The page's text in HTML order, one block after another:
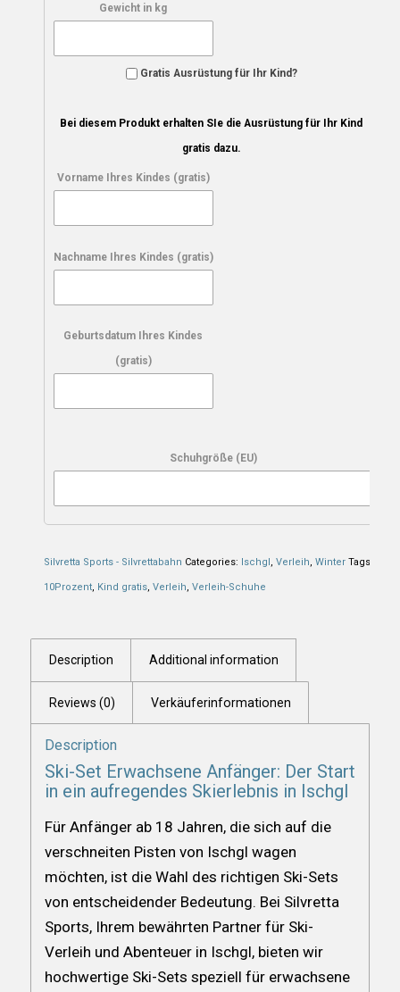
Gewicht in kg
Gratis Ausrüstung für Ihr Kind?
Bei diesem Produkt erhalten SIe die Ausrüstung für Ihr Kind
gratis dazu.
Vorname Ihres Kindes (gratis)
Nachname Ihres Kindes (gratis)
Geburtsdatum Ihres Kindes
(gratis)
Schuhgröße (EU)
Silvretta Sports - Silvrettabahn Categories: Ischgl , Verleih, Winter Tags:
10Prozent, Kind gratis, Verleih, Verleih-Schuhe
Description Additional information
Reviews (0) Verkäuferinformationen
Description
Ski-Set Erwachsene Anfänger: Der Start
in ein aufregendes Skierlebnis in Ischgl
Für Anfänger ab 18 Jahren, die sich auf die
verschneiten Pisten von Ischgl wagen
möchten, ist die Wahl des richtigen Ski-Sets
von entscheidender Bedeutung. Bei Silvretta
Sports, Ihrem bewährten Partner für Ski-
Verleih und Abenteuer in Ischgl, bieten wir
hochwertige Ski-Sets speziell für erwachsene